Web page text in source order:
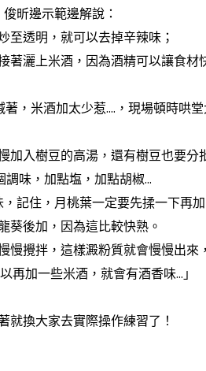
俊昕邊示範邊解說：
至透明，就可以去掉辛辣味；
灑上米酒，因為酒精可以讓食材
，米酒加太少惹....，現場頓時哄堂
加入樹豆的高湯，還有樹豆也要分
調味，加點塩，加點胡椒...
記住，月桃葉一定要先揉一下再加
葵後加，因為這比較快熟。
慢攪拌，這樣澱粉質就會慢慢出來
再加一些米酒，就會有酒香味...」
就換大家去實際操作練習了！